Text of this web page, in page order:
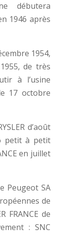
débutera
1946 après
1954,
de très
à l’usine
17 octobre
d’août
petit à petit
en juillet
Peugeot SA
de
FRANCE de
: SNC